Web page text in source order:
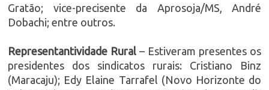
Gratão; vice-precisente da Aprosoja/MS, André
Dobachi; entre outros.
Representantividade Rural – Estiveram presentes os
presidentes dos sindicatos rurais: Cristiano Binz
(Maracaju); Edy Elaine Tarrafel (Novo Horizonte do